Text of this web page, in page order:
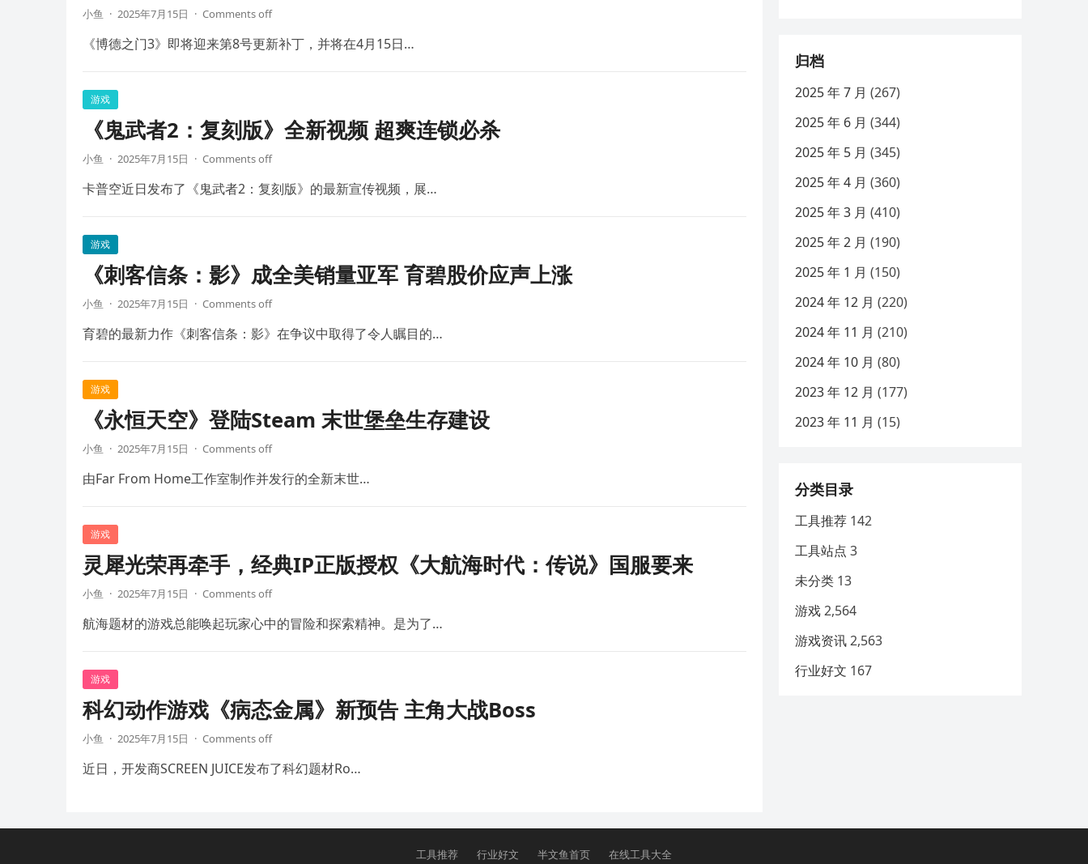
小鱼 · 2025年7月15日 · Comments off
《博德之门3》即将迎来第8号更新补丁，并将在4月15日…
游戏
《鬼武者2：复刻版》全新视频 超爽连锁必杀
小鱼 · 2025年7月15日 · Comments off
卡普空近日发布了《鬼武者2：复刻版》的最新宣传视频，展…
游戏
《刺客信条：影》成全美销量亚军 育碧股价应声上涨
小鱼 · 2025年7月15日 · Comments off
育碧的最新力作《刺客信条：影》在争议中取得了令人瞩目的…
游戏
《永恒天空》登陆Steam 末世堡垒生存建设
小鱼 · 2025年7月15日 · Comments off
由Far From Home工作室制作并发行的全新末世…
游戏
灵犀光荣再牵手，经典IP正版授权《大航海时代：传说》国服要来
小鱼 · 2025年7月15日 · Comments off
航海题材的游戏总能唤起玩家心中的冒险和探索精神。是为了…
游戏
科幻动作游戏《病态金属》新预告 主角大战Boss
小鱼 · 2025年7月15日 · Comments off
近日，开发商SCREEN JUICE发布了科幻题材Ro…
归档
2025 年 7 月 (267)
2025 年 6 月 (344)
2025 年 5 月 (345)
2025 年 4 月 (360)
2025 年 3 月 (410)
2025 年 2 月 (190)
2025 年 1 月 (150)
2024 年 12 月 (220)
2024 年 11 月 (210)
2024 年 10 月 (80)
2023 年 12 月 (177)
2023 年 11 月 (15)
分类目录
工具推荐 142
工具站点 3
未分类 13
游戏2,564
游戏资讯2,563
行业好文 167
工具推荐 行业好文 半文鱼首页 在线工具大全